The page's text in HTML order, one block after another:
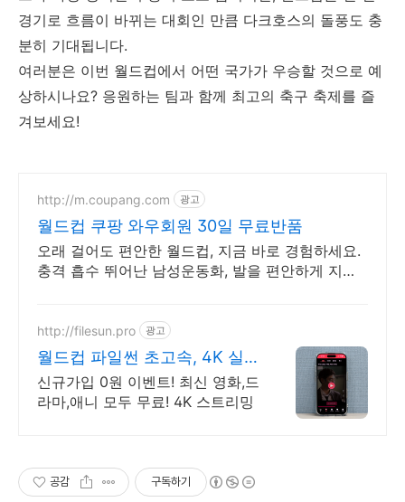
경기로 흐름이 바뀌는 대회인 만큼 다크호스의 돌풍도 충
분히 기대됩니다.
여러분은 이번 월드컵에서 어떤 국가가 우승할 것으로 예
상하시나요? 응원하는 팀과 함께 최고의 축구 축제를 즐
겨보세요!
http://m.coupang.com 광고
월드컵 쿠팡 와우회원 30일 무료반품
오래 걸어도 편안한 월드컵, 지금 바로 경험하세요.
충격 흡수 뛰어난 남성운동화, 발을 편안하게 지켜
http://filesun.pro 광고
월드컵 파일썬 초고속, 4K 실
시간 보기!
신규가입 0원 이벤트! 최신 영화,드
라마,애니 모두 무료! 4K 스트리밍
공감 구독하기